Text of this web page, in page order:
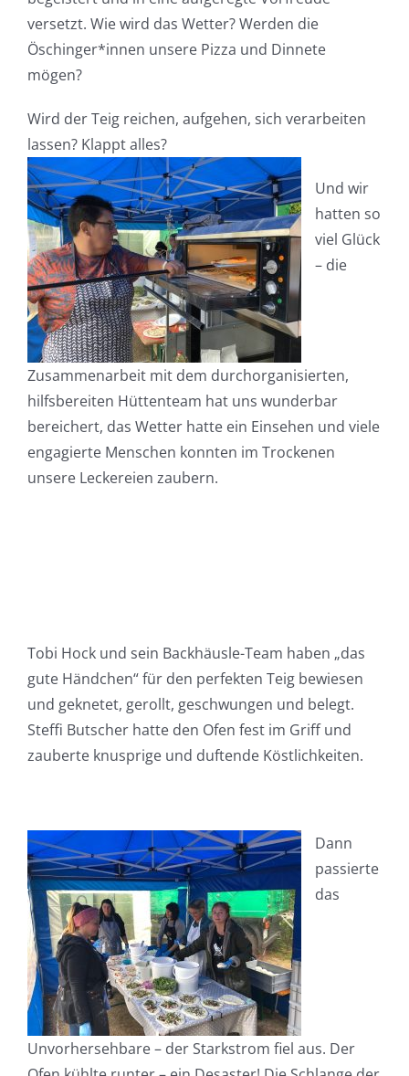
versetzt. Wie wird das Wetter? Werden die
Öschinger*innen unsere Pizza und Dinnete
mögen?
Wird der Teig reichen, aufgehen, sich verarbeiten
lassen? Klappt alles?
Und wir
hatten so
viel Glück
– die
Zusammenarbeit mit dem durchorganisierten,
hilfsbereiten Hüttenteam hat uns wunderbar
bereichert, das Wetter hatte ein Einsehen und viele
engagierte Menschen konnten im Trockenen
unsere Leckereien zaubern.
Tobi Hock und sein Backhäusle-Team haben „das
gute Händchen“ für den perfekten Teig bewiesen
und geknetet, gerollt, geschwungen und belegt.
Steffi Butscher hatte den Ofen fest im Griff und
zauberte knusprige und duftende Köstlichkeiten.
Dann
passierte
das
Unvorhersehbare – der Starkstrom fiel aus. Der